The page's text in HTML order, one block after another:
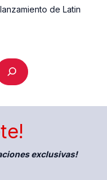
de Latin
exclusivas!